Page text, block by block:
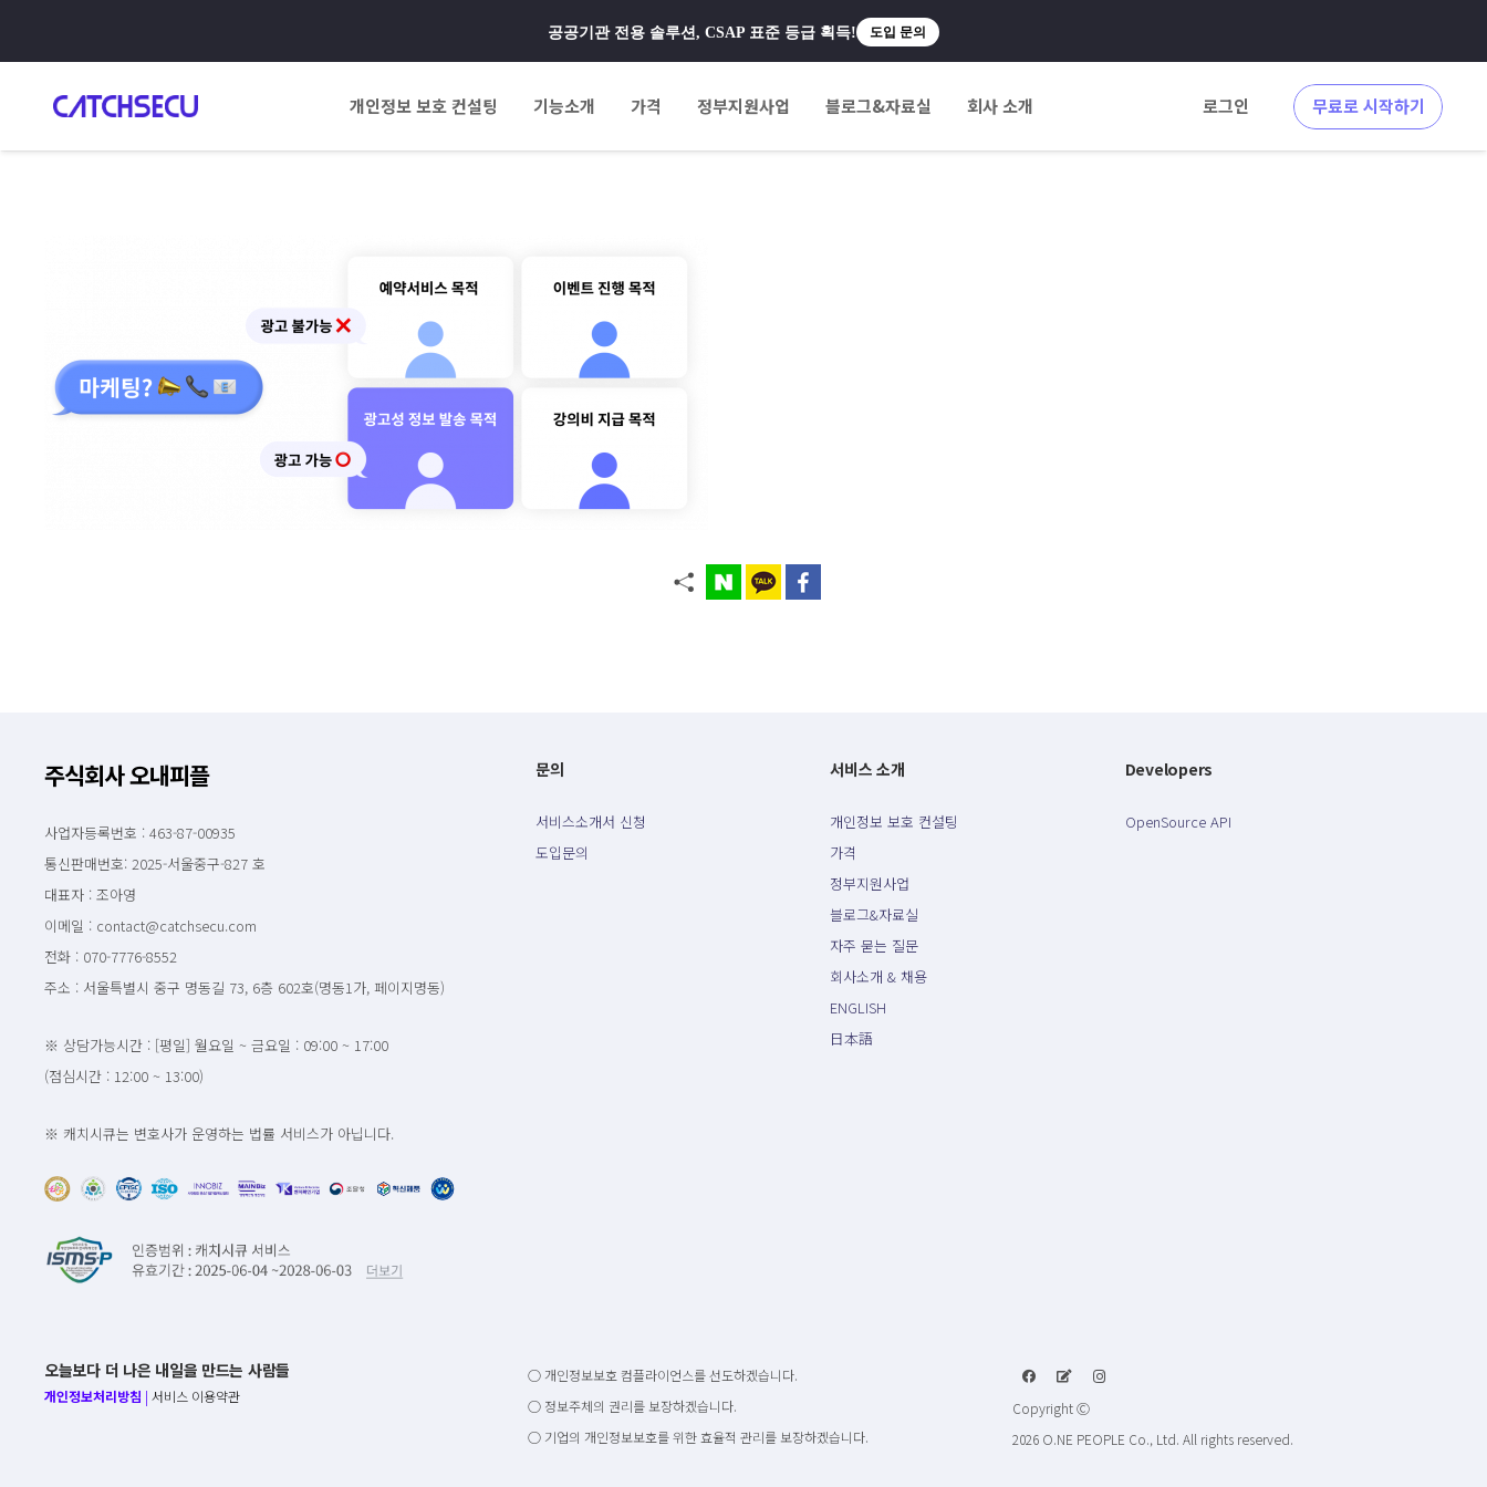
공공기관 전용 솔루션, CSAP 표준 등급 획득! 도입 문의
개인정보 보호 컨설팅 기능소개 가격 정부지원사업 블로그&자료실 회사 소개 로그인 무료로 시작하기
주식회사 오내피플
사업자등록번호 : 463-87-00935
통신판매번호: 2025-서울중구-827 호
대표자 : 조아영
이메일 : contact@catchsecu.com
전화 : 070-7776-8552
주소 : 서울특별시 중구 명동길 73, 6층 602호(명동1가, 페이지명동)
※ 상담가능시간 : [평일] 월요일 ~ 금요일 : 09:00 ~ 17:00
(점심시간 : 12:00 ~ 13:00)
※ 캐치시큐는 변호사가 운영하는 법률 서비스가 아닙니다.
문의
서비스소개서 신청
도입문의
서비스 소개
개인정보 보호 컨설팅
가격
정부지원사업
블로그&자료실
자주 묻는 질문
회사소개 & 채용
ENGLISH
日本語
Developers
OpenSource API
오늘보다 더 나은 내일을 만드는 사람들
개인정보처리방침 | 서비스 이용약관
○ 개인정보보호 컴플라이언스를 선도하겠습니다.
○ 정보주체의 권리를 보장하겠습니다.
○ 기업의 개인정보보호를 위한 효율적 관리를 보장하겠습니다.
Copyright Ⓒ
2026 O.NE PEOPLE Co., Ltd. All rights reserved.